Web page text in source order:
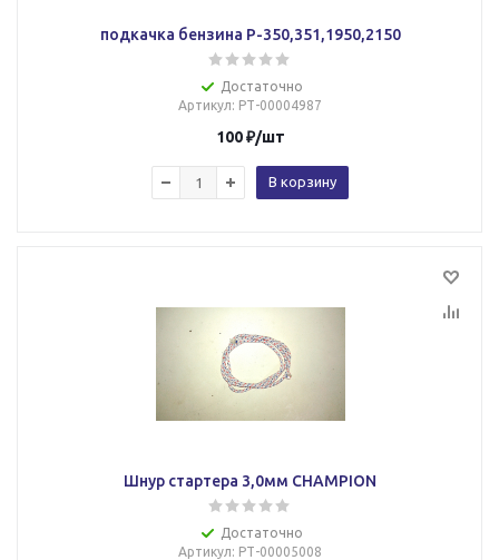
подкачка бензина Р-350,351,1950,2150
Достаточно
Артикул: РТ-00004987
100₽/шт
В корзину
Шнур стартера 3,0мм CHAMPION
Достаточно
Артикул: РТ-00005008